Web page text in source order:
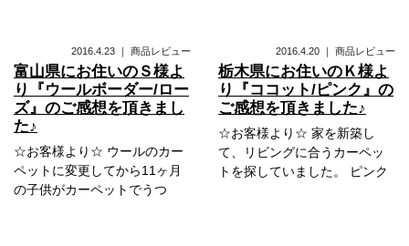
2016.4.23 ｜ 商品レビュー
富山県にお住いのＳ様よ
り『ウールボーダー/ロー
ズ』のご感想を頂きまし
た♪
☆お客様より☆ ウールのカー
ペットに変更してから11ヶ月
の子供がカーペットでうつ
2016.4.20 ｜ 商品レビュー
栃木県にお住いのＫ様よ
り『ココット/ピンク』の
ご感想を頂きました♪
☆お客様より☆ 家を新築し
て、リビングに合うカーペッ
トを探していました。 ピンク